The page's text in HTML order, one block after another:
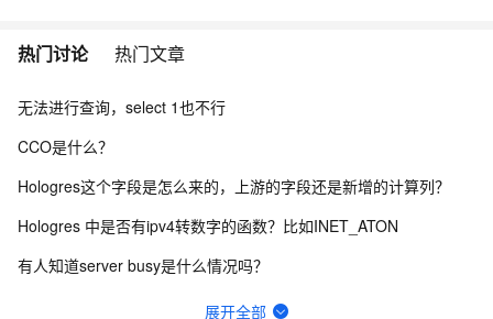
热门讨论 热门文章
无法进行查询，select 1也不行
CCO是什么？
Hologres这个字段是怎么来的，上游的字段还是新增的计算列？
Hologres 中是否有ipv4转数字的函数？比如INET_ATON
有人知道server busy是什么情况吗？
请问Hologres 的视图可以作为Flink 的维表进行join吗？
展开全部